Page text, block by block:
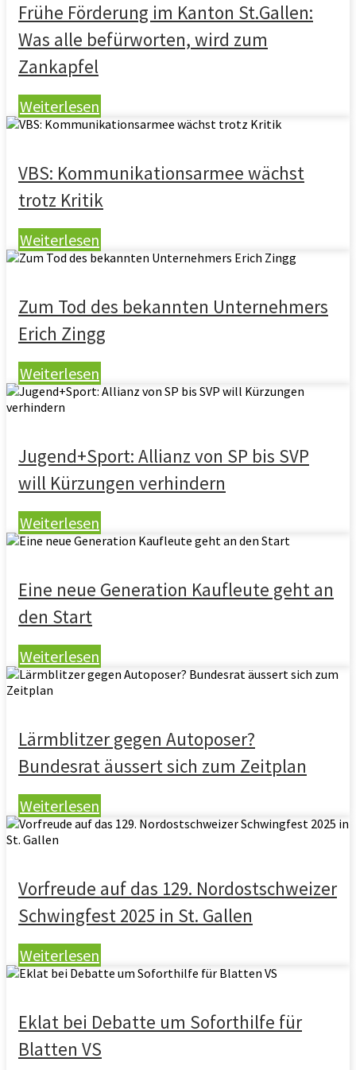
Frühe Förderung im Kanton St.Gallen:
Was alle befürworten, wird zum
Zankapfel
Weiterlesen
VBS: Kommunikationsarmee wächst
trotz Kritik
Weiterlesen
Zum Tod des bekannten Unternehmers
Erich Zingg
Weiterlesen
Jugend+Sport: Allianz von SP bis SVP
will Kürzungen verhindern
Weiterlesen
Eine neue Generation Kaufleute geht an
den Start
Weiterlesen
Lärmblitzer gegen Autoposer?
Bundesrat äussert sich zum Zeitplan
Weiterlesen
Vorfreude auf das 129. Nordostschweizer
Schwingfest 2025 in St. Gallen
Weiterlesen
Eklat bei Debatte um Soforthilfe für
Blatten VS